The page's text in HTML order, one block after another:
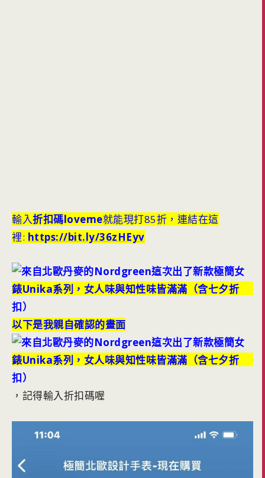
輸入折扣碼loveme就能現打85折，連結在這
裡: https://bit.ly/36zHEyv
以下是我親自確認的畫面
，記得輸入折扣碼喔